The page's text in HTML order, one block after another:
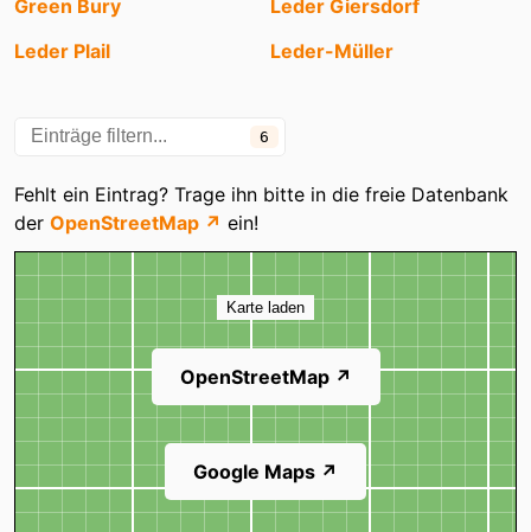
Green Bury
Leder Giersdorf
Leder Plail
Leder-Müller
6
Fehlt ein Eintrag? Trage ihn bitte in die freie Datenbank
der OpenStreetMap ↗ ein!
Karte
Karte laden
OpenStreetMap ↗
Google Maps ↗